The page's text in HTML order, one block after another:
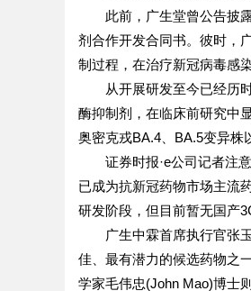
此前，广生堂曾公告披露
剂合作开发合同书。彼时，
制过程，在治疗新冠病毒感
从开展研发至今已经历时
酶抑制剂，在临床前研究中
奥密克戎BA.4、BA.5变异株
证券时报·e公司记者注意
已成为抗新冠药物市场主流
研发阶段，但目前暂无国产
广生中霖首席执行官张玉
佳、最有潜力的候选药物之
学家毛伟忠(John Mao)博士